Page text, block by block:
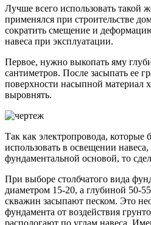
Лучше всего использовать такой
применялся при строительстве
сократить смещение и
навеса при эксплуатации.
Первое, нужно выкопать яму
сантиметров. После засыпать ее
поверхности насыпной материал
выровнять.
Так как электропровода, которые
использовать в освещении
фундаментальной основой, то
При выборе столбчатого вида
диаметром 15-20, а глубиной 50-
скважин засыпают песком. Это
фундамента от воздействия